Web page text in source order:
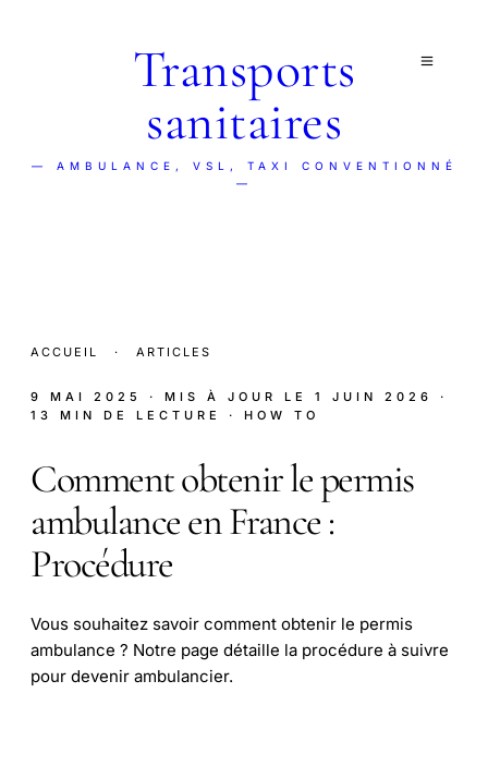
Transports
sanitaires
— AMBULANCE, VSL, TAXI CONVENTIONNÉ
—
ACCUEIL · ARTICLES
9 MAI 2025 · MIS À JOUR LE 1 JUIN 2026
·
13 MIN DE LECTURE
· HOW TO
Comment obtenir le permis
ambulance en France :
Procédure
Vous souhaitez savoir comment obtenir le permis
ambulance ? Notre page détaille la procédure à suivre
pour devenir ambulancier.